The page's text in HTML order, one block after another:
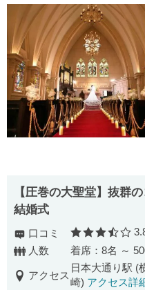
【圧巻の⼤聖堂】抜群
結婚式
口コミ
人数
着席：8名 ～
アクセス
日本大通り駅 (
崎) アクセス詳